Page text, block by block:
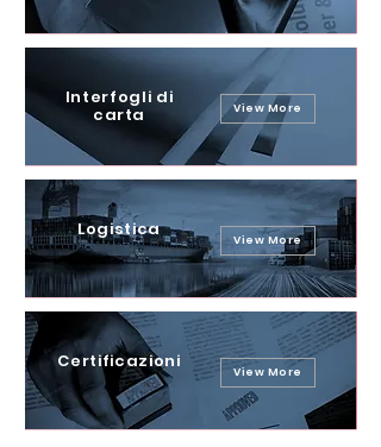
Interfogli di
carta View More
Logistica View More
Certificazioni View More